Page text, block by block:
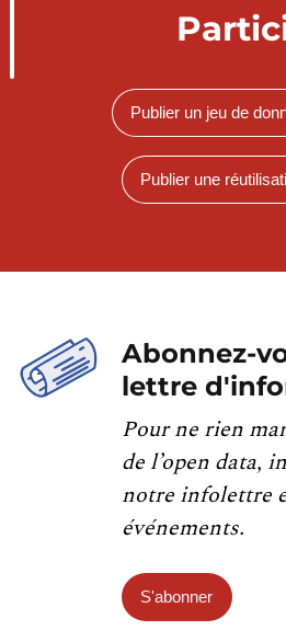
Publier un jeu de
Publier une
Abonnez-
lettre
Pour ne rien
de l’open data,
notre infolettre
événements.
S'abonner